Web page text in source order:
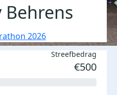
2026
Streefbedrag
€500